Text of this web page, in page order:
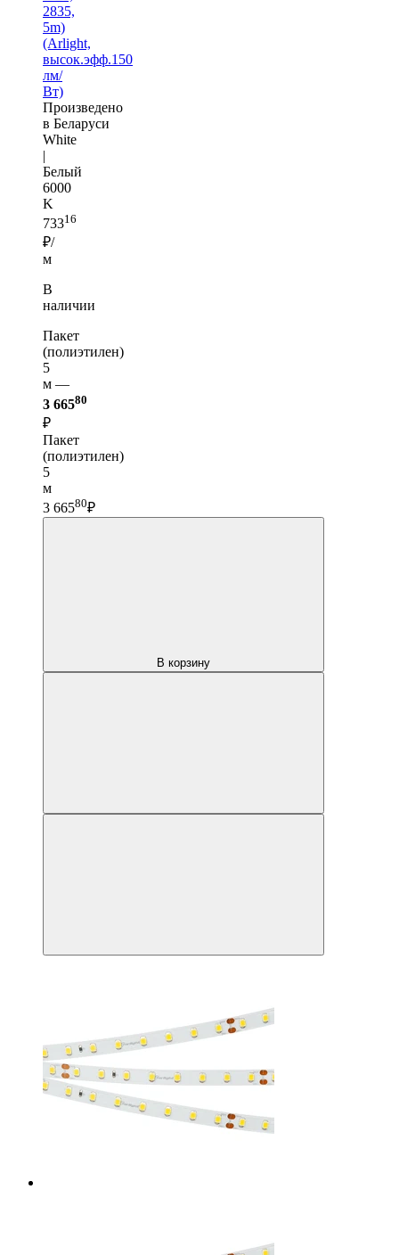
2835,
5m)
(Arlight,
высок.эфф.150
лм/
Вт)
Произведено
в Беларуси
White
|
Белый
6000
K
73316
₽/
м
В
наличии
Пакет
(полиэтилен)
5
м —
3 66580
₽
Пакет
(полиэтилен)
5
м
3 66580₽
В корзину